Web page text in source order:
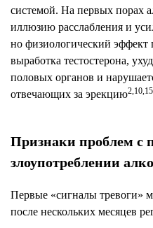
системой. На первых порах
иллюзию расслабления и
но физиологический
выработка тестостерона,
половых органов и
отвечающих за эрекцию2,10,15
Признаки проблем с
злоупотреблении
Первые «сигналы тревоги»
после нескольких месяцев